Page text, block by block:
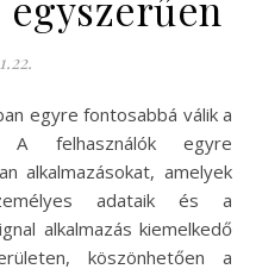
A felhasználók egyre
alkalmazásokat, amelyek
adataik és a
alkalmazás kiemelkedő
köszönhetően a